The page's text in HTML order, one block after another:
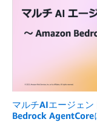
マルチAIエージェ
Bedrock AgentCore